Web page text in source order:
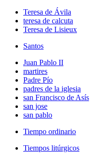
Teresa de Ávila
teresa de calcuta
Teresa de Lisieux
Santos
Juan Pablo II
martires
Padre Pío
padres de la iglesia
san Francisco de Asís
san jose
san pablo
Tiempo ordinario
Tiempos litúrgicos